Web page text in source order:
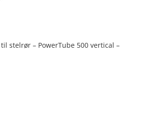
stelrør – PowerTube 500 vertical –